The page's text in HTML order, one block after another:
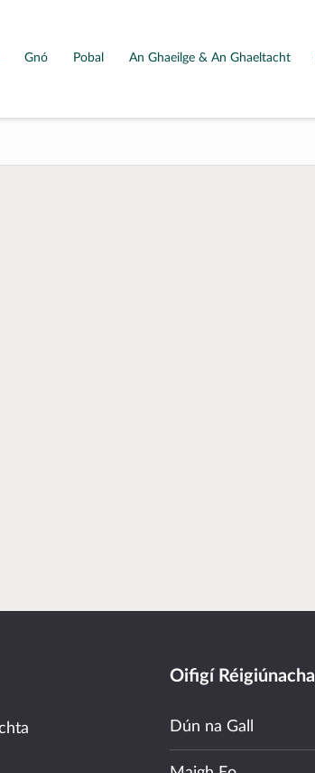
Gnó Pobal An Ghaeilge & An Ghaeltacht
Oifigí Réigiúnacha
Dún na Gall